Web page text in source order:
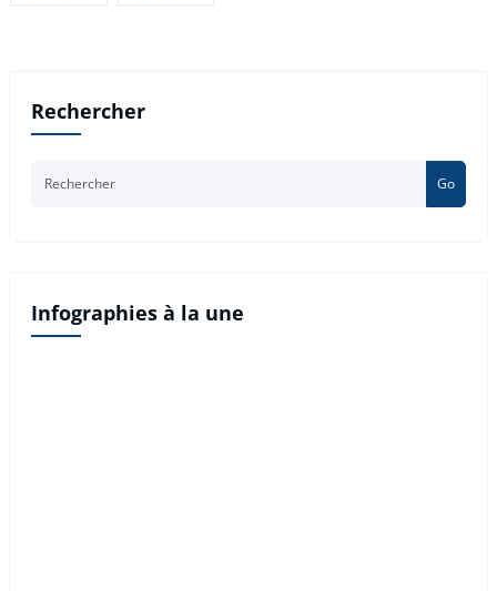
Rechercher
Go
Infographies à la une